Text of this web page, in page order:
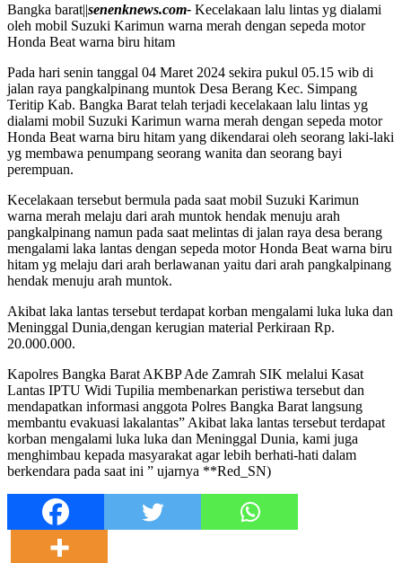
Bangka barat||senenknews.com- Kecelakaan lalu lintas yg dialami
oleh mobil Suzuki Karimun warna merah dengan sepeda motor
Honda Beat warna biru hitam
Pada hari senin tanggal 04 Maret 2024 sekira pukul 05.15 wib di
jalan raya pangkalpinang muntok Desa Berang Kec. Simpang
Teritip Kab. Bangka Barat telah terjadi kecelakaan lalu lintas yg
dialami mobil Suzuki Karimun warna merah dengan sepeda motor
Honda Beat warna biru hitam yang dikendarai oleh seorang laki-laki
yg membawa penumpang seorang wanita dan seorang bayi
perempuan.
Kecelakaan tersebut bermula pada saat mobil Suzuki Karimun
warna merah melaju dari arah muntok hendak menuju arah
pangkalpinang namun pada saat melintas di jalan raya desa berang
mengalami laka lantas dengan sepeda motor Honda Beat warna biru
hitam yg melaju dari arah berlawanan yaitu dari arah pangkalpinang
hendak menuju arah muntok.
Akibat laka lantas tersebut terdapat korban mengalami luka luka dan
Meninggal Dunia,dengan kerugian material Perkiraan Rp.
20.000.000.
Kapolres Bangka Barat AKBP Ade Zamrah SIK melalui Kasat
Lantas IPTU Widi Tupilia membenarkan peristiwa tersebut dan
mendapatkan informasi anggota Polres Bangka Barat langsung
membantu evakuasi lakalantas” Akibat laka lantas tersebut terdapat
korban mengalami luka luka dan Meninggal Dunia, kami juga
menghimbau kepada masyarakat agar lebih berhati-hati dalam
berkendara pada saat ini ” ujarnya **Red_SN)